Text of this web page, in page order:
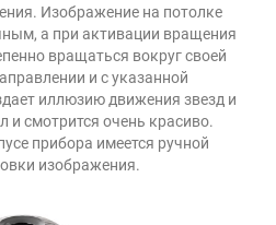
Изображение на потолке
а при активации вращения
вращаться вокруг своей
и с указанной
иллюзию движения звезд и
и смотрится очень красиво.
прибора имеется ручной
изображения.